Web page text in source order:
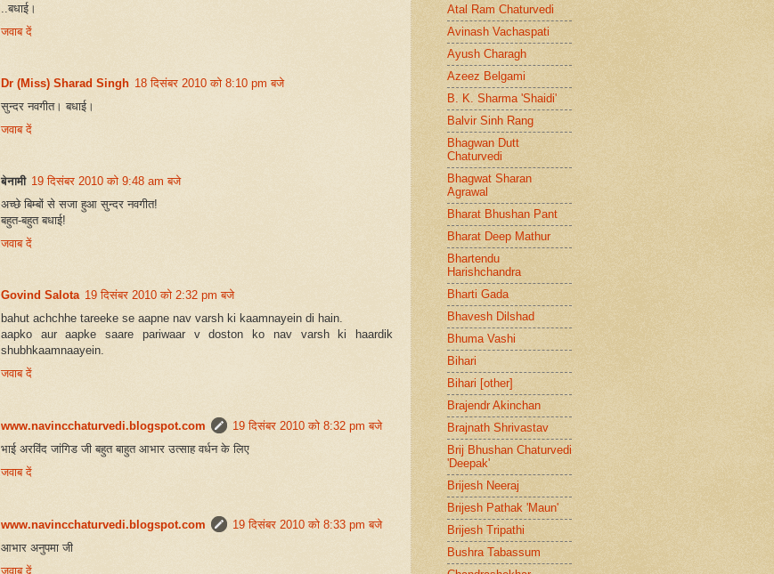
..बधाई।
जवाब दें
Dr (Miss) Sharad Singh 18 दिसंबर 2010 को 8:10 pm बजे
सुन्दर नवगीत। बधाई।
जवाब दें
बेनामी 19 दिसंबर 2010 को 9:48 am बजे
अच्छे बिम्बों से सजा हुआ सुन्दर नवगीत!
बहुत-बहुत बधाई!
जवाब दें
Govind Salota 19 दिसंबर 2010 को 2:32 pm बजे
bahut achchhe tareeke se aapne nav varsh ki kaamnayein di hain.
aapko aur aapke saare pariwaar v doston ko nav varsh ki haardik
shubhkaamnaayein.
जवाब दें
www.navincchaturvedi.blogspot.com
19 दिसंबर 2010 को 8:32 pm बजे
भाई अरविंद जांगिड जी बहुत बाहुत आभार उत्साह वर्धन के लिए
जवाब दें
www.navincchaturvedi.blogspot.com
19 दिसंबर 2010 को 8:33 pm बजे
आभार अनुपमा जी
जवाब दें
Atal Ram Chaturvedi
Avinash Vachaspati
Ayush Charagh
Azeez Belgami
B. K. Sharma 'Shaidi'
Balvir Sinh Rang
Bhagwan Dutt
Chaturvedi
Bhagwat Sharan
Agrawal
Bharat Bhushan Pant
Bharat Deep Mathur
Bhartendu
Harishchandra
Bharti Gada
Bhavesh Dilshad
Bhuma Vashi
Bihari
Bihari [other]
Brajendr Akinchan
Brajnath Shrivastav
Brij Bhushan Chaturvedi
'Deepak'
Brijesh Neeraj
Brijesh Pathak 'Maun'
Brijesh Tripathi
Bushra Tabassum